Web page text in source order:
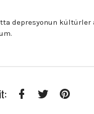
depresyonun kültürler